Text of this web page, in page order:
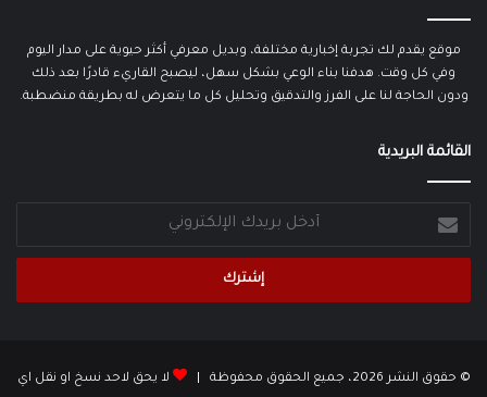
موقع يقدم لك تجربة إخبارية مختلفة، وبديل معرفي أكثر حيوية على مدار اليوم
وفي كل وقت. هدفنا بناء الوعي بشكل سهل، ليصبح القاريء قادرًا بعد ذلك
ودون الحاجة لنا على الفرز والتدقيق وتحليل كل ما يتعرض له بطريقة منضطبة.
القائمة البريدية
بريدك
الإلكتروني
© حقوق النشر 2026، جميع الحقوق محفوظة | لا يحق لاحد نسخ او نقل اي